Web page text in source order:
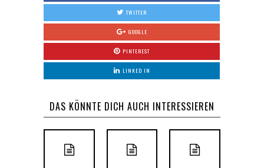
TWITTER
GOOGLE
PINTEREST
LINKED IN
DAS KÖNNTE DICH AUCH INTERESSIEREN